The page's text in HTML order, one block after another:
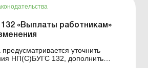
«Выплаты работникам»
уточнить
НП(С)БУГС 132, дополнить